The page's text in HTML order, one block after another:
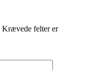
Krævede felter er